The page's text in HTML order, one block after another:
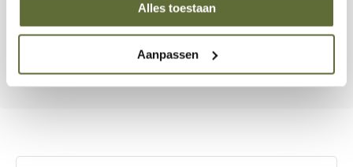
Alles toestaan
Aanpassen
handen. Dit geeft maximale controle tijdens elke snij- of